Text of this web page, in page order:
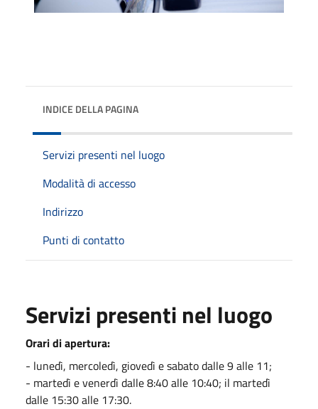
INDICE DELLA PAGINA
Servizi presenti nel luogo
Modalità di accesso
Indirizzo
Punti di contatto
Servizi presenti nel luogo
Orari di apertura:
- lunedì, mercoledì, giovedì e sabato dalle 9 alle 11;
- martedì e venerdì dalle 8:40 alle 10:40; il martedì
dalle 15:30 alle 17:30.